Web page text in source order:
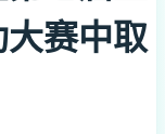
赛中取